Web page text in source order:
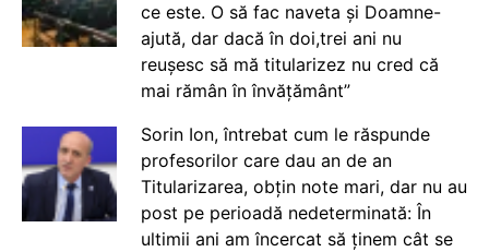
ce este. O să fac naveta și Doamne-
ajută, dar dacă în doi,trei ani nu
reușesc să mă titularizez nu cred că
mai rămân în învățământ”
Sorin Ion, întrebat cum le răspunde
profesorilor care dau an de an
Titularizarea, obțin note mari, dar nu au
post pe perioadă nedeterminată: În
ultimii ani am încercat să ținem cât se